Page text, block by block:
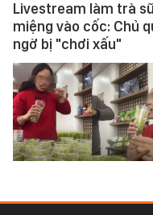
Livestream làm trà
miệng vào cốc: Chủ
ngờ bị "chơi xấu"